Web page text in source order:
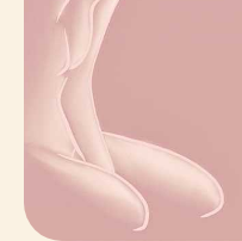
sur toute la vulve.Ces
présentent pas
s’estomper, et
symptômes d’une
formes de vulvodynie
traitements
traitements, Mia fait le